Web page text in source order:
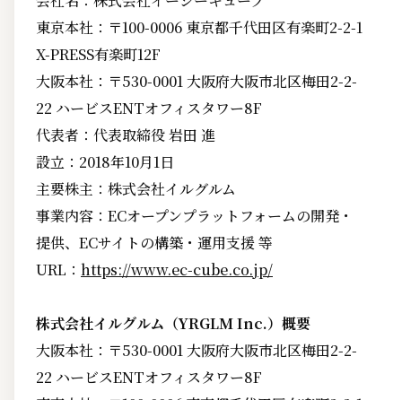
東京本社：〒100-0006 東京都千代田区有楽町2-2-1
X-PRESS有楽町12F
大阪本社：〒530-0001 大阪府大阪市北区梅田2-2-
22 ハービスENTオフィスタワー8F
代表者：代表取締役 岩田 進
設立：2018年10月1日
主要株主：株式会社イルグルム
事業内容：ECオープンプラットフォームの開発・
提供、ECサイトの構築・運用支援 等
URL： https://www.ec-cube.co.jp/
株式会社イルグルム（YRGLM Inc.）概要
大阪本社：〒530-0001 大阪府大阪市北区梅田2-2-
22 ハービスENTオフィスタワー8F